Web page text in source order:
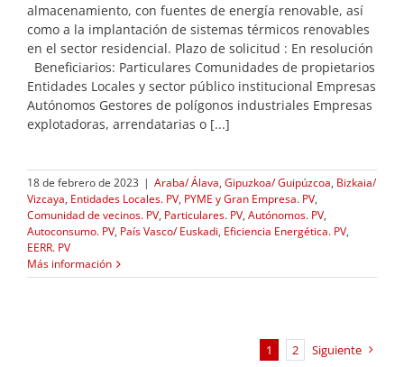
almacenamiento, con fuentes de energía renovable, así
como a la implantación de sistemas térmicos renovables
en el sector residencial. Plazo de solicitud : En resolución
Beneficiarios: Particulares Comunidades de propietarios
Entidades Locales y sector público institucional Empresas
Autónomos Gestores de polígonos industriales Empresas
explotadoras, arrendatarias o [...]
18 de febrero de 2023 | Araba/ Álava, Gipuzkoa/ Guipúzcoa, Bizkaia/
Vizcaya, Entidades Locales. PV, PYME y Gran Empresa. PV,
Comunidad de vecinos. PV, Particulares. PV, Autónomos. PV,
Autoconsumo. PV, País Vasco/ Euskadi, Eficiencia Energética. PV,
EERR. PV
Más información
1 2 Siguiente